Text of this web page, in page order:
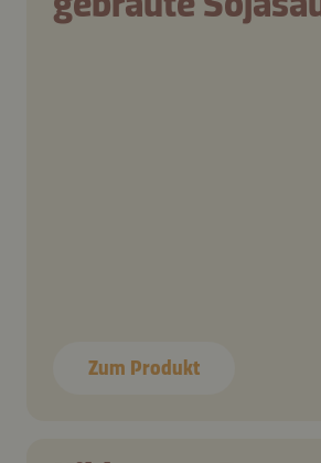
Zum Produkt